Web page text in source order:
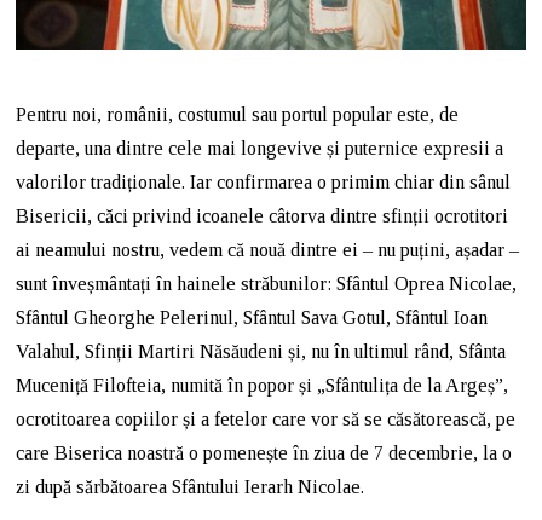
Pentru noi, românii, costumul sau portul popular este, de
departe, una dintre cele mai longevive și puternice expresii a
valorilor tradiționale. Iar confirmarea o primim chiar din sânul
Bisericii, căci privind icoanele câtorva dintre sfinții ocrotitori
ai neamului nostru, vedem că nouă dintre ei – nu puțini, așadar –
sunt înveșmântați în hainele străbunilor: Sfântul Oprea Nicolae,
Sfântul Gheorghe Pelerinul, Sfântul Sava Gotul, Sfântul Ioan
Valahul, Sfinții Martiri Năsăudeni și, nu în ultimul rând, Sfânta
Muceniță Filofteia, numită în popor și „Sfântulița de la Argeș”,
ocrotitoarea copiilor și a fetelor care vor să se căsătorească, pe
care Biserica noastră o pomenește în ziua de 7 decembrie, la o
zi după sărbătoarea Sfântului Ierarh Nicolae.